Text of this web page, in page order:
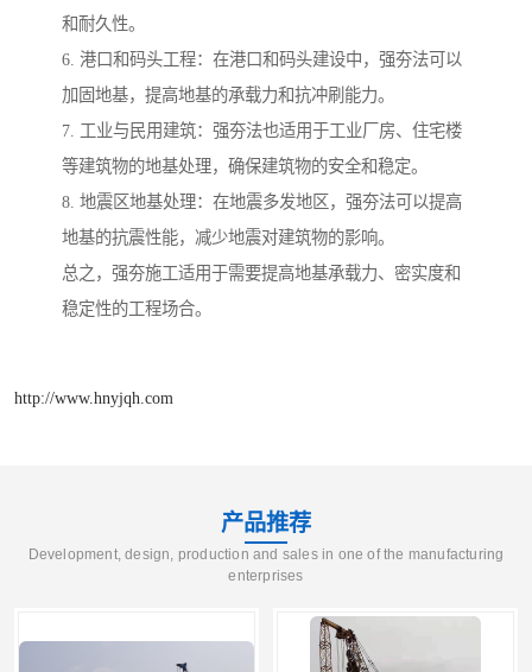
和耐久性。
6. 港口和码头工程：在港口和码头建设中，强夯法可以
加固地基，提高地基的承载力和抗冲刷能力。
7. 工业与民用建筑：强夯法也适用于工业厂房、住宅楼
等建筑物的地基处理，确保建筑物的安全和稳定。
8. 地震区地基处理：在地震多发地区，强夯法可以提高
地基的抗震性能，减少地震对建筑物的影响。
总之，强夯施工适用于需要提高地基承载力、密实度和
稳定性的工程场合。
http://www.hnyjqh.com
产品推荐
Development, design, production and sales in one of the manufacturing
enterprises